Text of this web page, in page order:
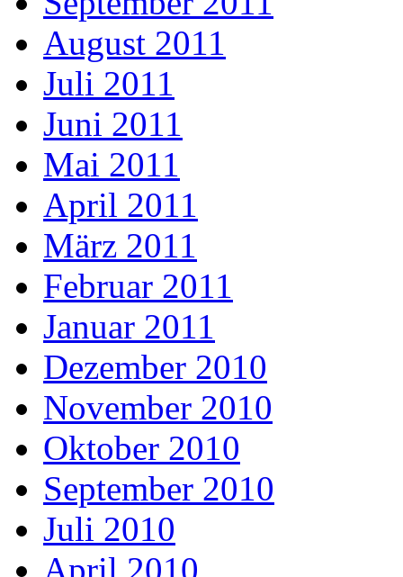
August 2011
Juli 2011
Juni 2011
Mai 2011
April 2011
März 2011
Februar 2011
Januar 2011
Dezember 2010
November 2010
Oktober 2010
September 2010
Juli 2010